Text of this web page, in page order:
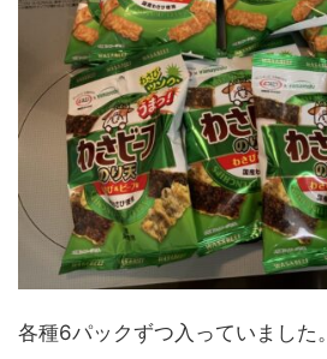
各種6パックずつ入っていました。